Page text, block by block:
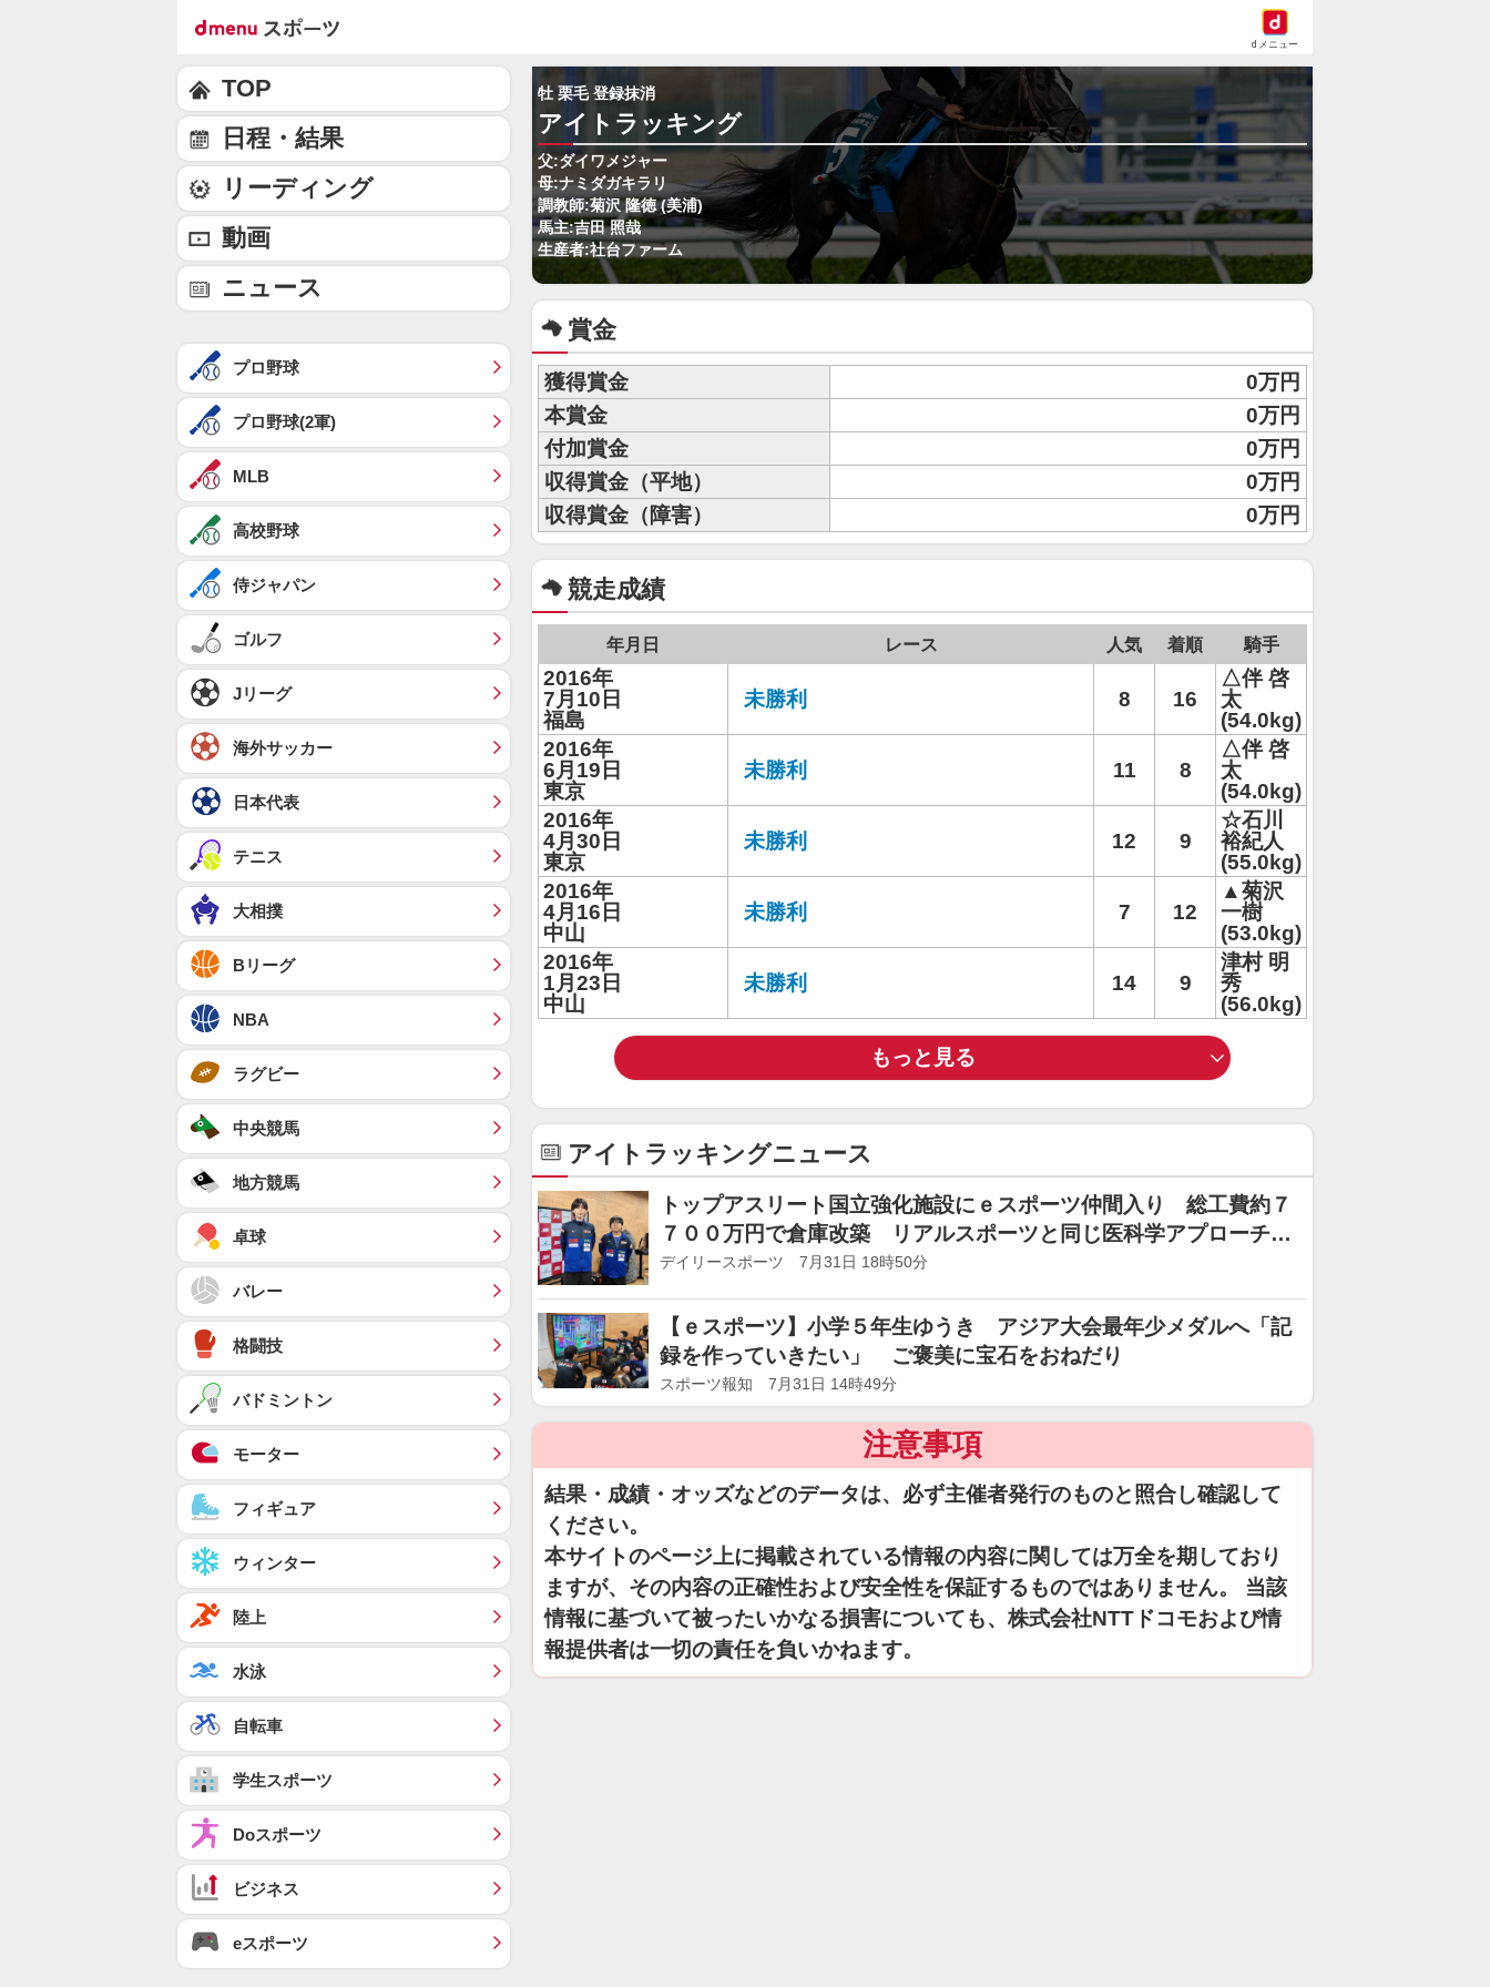
dメニュー
牡 栗毛 登録抹消
アイトラッキング
父:ダイワメジャー
母:ナミダガキラリ
調教師:菊沢 隆徳 (美浦)
馬主:吉田 照哉
生産者:社台ファーム
賞金
獲得賞金
0万円
本賞金
0万円
付加賞金
0万円
収得賞金（平地）
0万円
収得賞金（障害）
0万円
競走成績
年月日 レース 人気 着順 騎手
2016年
7月10日
福島
未勝利 8 16
△伴 啓
太
(54.0kg)
2016年
6月19日
東京
未勝利 11 8
△伴 啓
太
(54.0kg)
2016年
4月30日
東京
未勝利 12 9
☆石川
裕紀人
(55.0kg)
2016年
4月16日
中山
未勝利 7 12
▲菊沢
一樹
(53.0kg)
2016年
1月23日
中山
未勝利 14 9
津村 明
秀
(56.0kg)
もっと見る
アイトラッキングニュース
トップアスリート国立強化施設にｅスポーツ仲間入り 総工費約７
７００万円で倉庫改築 リアルスポーツと同じ医科学アプローチで
技術向上狙う
デイリースポーツ 7月31日 18時50分
【ｅスポーツ】小学５年生ゆうき アジア大会最年少メダルへ「記
録を作っていきたい」 ご褒美に宝石をおねだり
スポーツ報知 7月31日 14時49分
注意事項
結果・成績・オッズなどのデータは、必ず主催者発行のものと照合し確認して
ください。
本サイトのページ上に掲載されている情報の内容に関しては万全を期しており
ますが、その内容の正確性および安全性を保証するものではありません。 当該
情報に基づいて被ったいかなる損害についても、株式会社NTTドコモおよび情
報提供者は一切の責任を負いかねます。
TOP
日程・結果
リーディング
動画
ニュース
プロ野球
プロ野球(2軍)
MLB
高校野球
侍ジャパン
ゴルフ
Jリーグ
海外サッカー
日本代表
テニス
大相撲
Bリーグ
NBA
ラグビー
中央競馬
地方競馬
卓球
バレー
格闘技
バドミントン
モーター
フィギュア
ウィンター
陸上
水泳
自転車
学生スポーツ
Doスポーツ
ビジネス
eスポーツ